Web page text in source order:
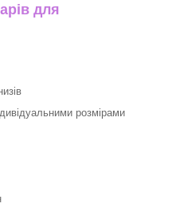
для
розмірами